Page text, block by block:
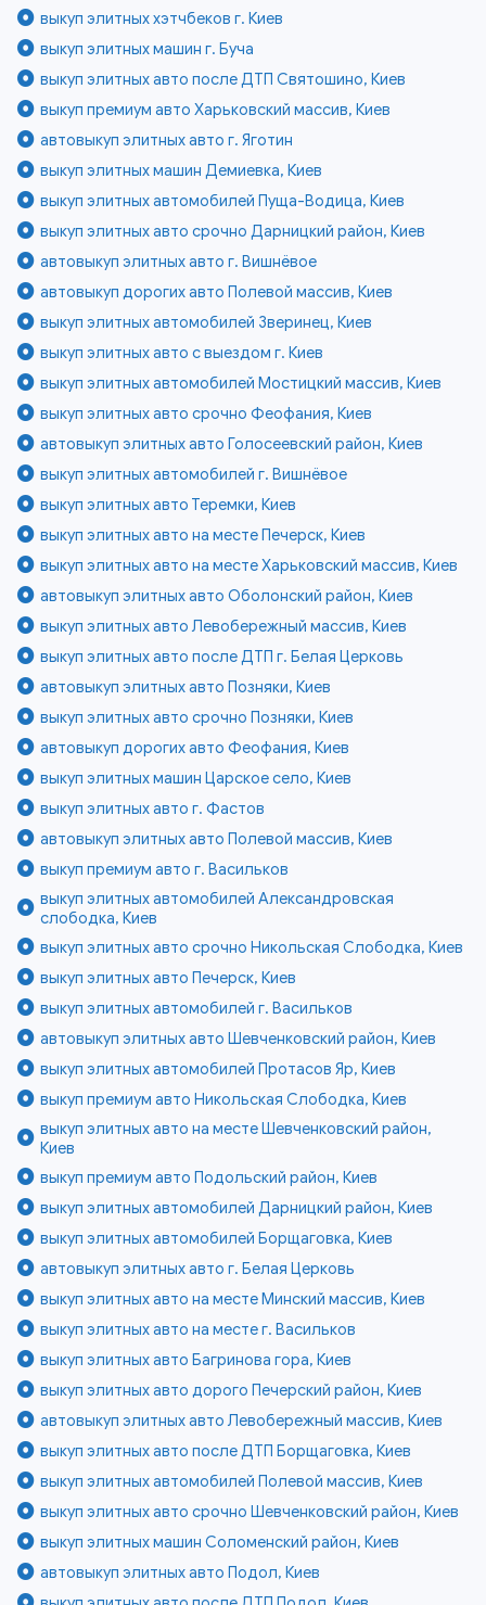
выкуп элитных хэтчбеков г. Киев
выкуп элитных машин г. Буча
выкуп элитных авто после ДТП Святошино, Киев
выкуп премиум авто Харьковский массив, Киев
автовыкуп элитных авто г. Яготин
выкуп элитных машин Демиевка, Киев
выкуп элитных автомобилей Пуща-Водица, Киев
выкуп элитных авто срочно Дарницкий район, Киев
автовыкуп элитных авто г. Вишнёвое
автовыкуп дорогих авто Полевой массив, Киев
выкуп элитных автомобилей Зверинец, Киев
выкуп элитных авто с выездом г. Киев
выкуп элитных автомобилей Мостицкий массив, Киев
выкуп элитных авто срочно Феофания, Киев
автовыкуп элитных авто Голосеевский район, Киев
выкуп элитных автомобилей г. Вишнёвое
выкуп элитных авто Теремки, Киев
выкуп элитных авто на месте Печерск, Киев
выкуп элитных авто на месте Харьковский массив, Киев
автовыкуп элитных авто Оболонский район, Киев
выкуп элитных авто Левобережный массив, Киев
выкуп элитных авто после ДТП г. Белая Церковь
автовыкуп элитных авто Позняки, Киев
выкуп элитных авто срочно Позняки, Киев
автовыкуп дорогих авто Феофания, Киев
выкуп элитных машин Царское село, Киев
выкуп элитных авто г. Фастов
автовыкуп элитных авто Полевой массив, Киев
выкуп премиум авто г. Васильков
выкуп элитных автомобилей Александровская
слободка, Киев
выкуп элитных авто срочно Никольская Слободка, Киев
выкуп элитных авто Печерск, Киев
выкуп элитных автомобилей г. Васильков
автовыкуп элитных авто Шевченковский район, Киев
выкуп элитных автомобилей Протасов Яр, Киев
выкуп премиум авто Никольская Слободка, Киев
выкуп элитных авто на месте Шевченковский район,
Киев
выкуп премиум авто Подольский район, Киев
выкуп элитных автомобилей Дарницкий район, Киев
выкуп элитных автомобилей Борщаговка, Киев
автовыкуп элитных авто г. Белая Церковь
выкуп элитных авто на месте Минский массив, Киев
выкуп элитных авто на месте г. Васильков
выкуп элитных авто Багринова гора, Киев
выкуп элитных авто дорого Печерский район, Киев
автовыкуп элитных авто Левобережный массив, Киев
выкуп элитных авто после ДТП Борщаговка, Киев
выкуп элитных автомобилей Полевой массив, Киев
выкуп элитных авто срочно Шевченковский район, Киев
выкуп элитных машин Соломенский район, Киев
автовыкуп элитных авто Подол, Киев